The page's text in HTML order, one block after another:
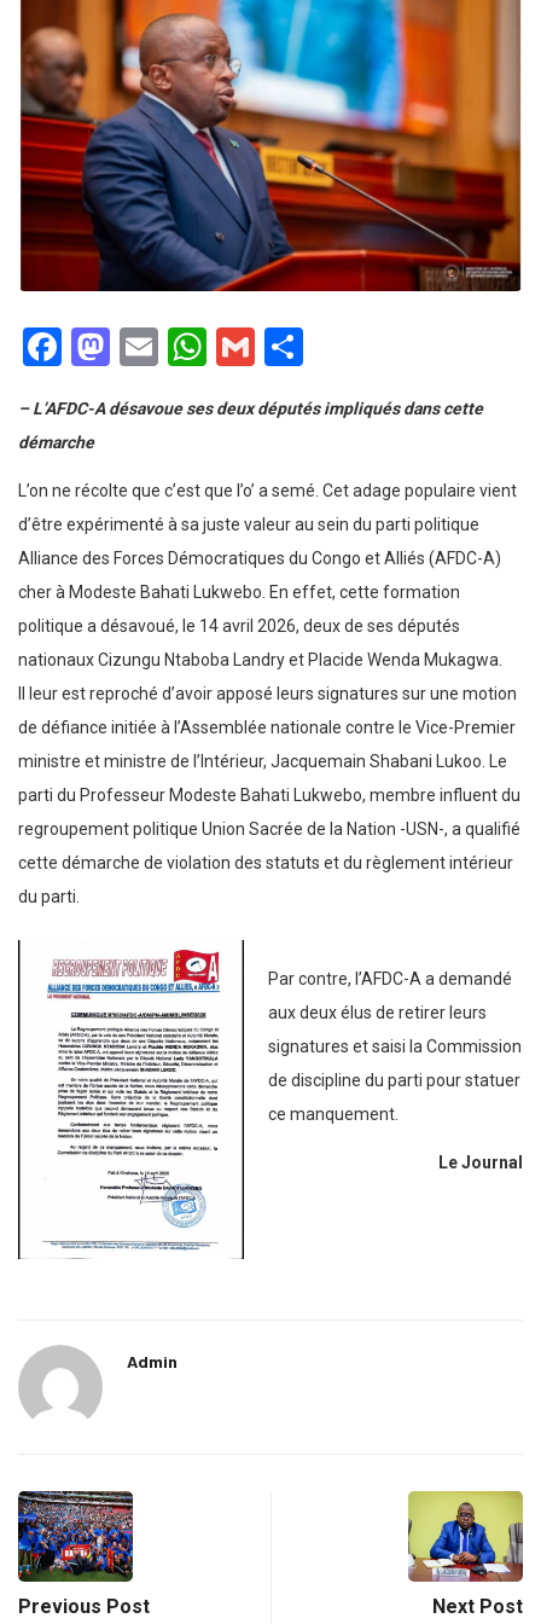
Facebook
Mastodon
EmailWhatsApp
Gmail
– L’AFDC-A désavoue ses deux députés impliqués dans cette
démarche
L’on ne récolte que c’est que l’o’ a semé. Cet adage populaire vient
d’être expérimenté à sa juste valeur au sein du parti politique
Alliance des Forces Démocratiques du Congo et Alliés (AFDC-A)
cher à Modeste Bahati Lukwebo. En effet, cette formation
politique a désavoué, le 14 avril 2026, deux de ses députés
nationaux Cizungu Ntaboba Landry et Placide Wenda Mukagwa.
Il leur est reproché d’avoir apposé leurs signatures sur une motion
de défiance initiée à l’Assemblée nationale contre le Vice-Premier
ministre et ministre de l’Intérieur, Jacquemain Shabani Lukoo. Le
parti du Professeur Modeste Bahati Lukwebo, membre influent du
regroupement politique Union Sacrée de la Nation -USN-, a qualifié
cette démarche de violation des statuts et du règlement intérieur
du parti.
Par contre, l’AFDC-A a demandé
aux deux élus de retirer leurs
signatures et saisi la Commission
de discipline du parti pour statuer
ce manquement.
Le Journal
Admin
Previous Post Next Post